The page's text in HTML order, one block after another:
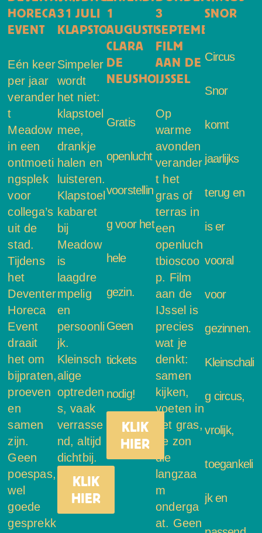
HORECA
EVENT
Eén keer
per jaar
verander
t
Meadow
in een
ontmoeti
ngsplek
voor
collega’s
uit de
stad.
Tijdens
het
Deventer
Horeca
Event
draait
het om
bijpraten,
proeven
en
samen
zijn.
Geen
poespas,
wel
goede
gesprekk
31 JULI
KLAPSTOELKABARET
Simpeler
wordt
het niet:
klapstoel
mee,
drankje
halen en
luisteren.
Klapstoel
kabaret
bij
Meadow
is
laagdre
mpelig
en
persoonli
jk.
Kleinsch
alige
optreden
s, vaak
verrasse
nd, altijd
dichtbij.
KLIK
HIER
1
AUGUSTUS:
CLARA
DE
NEUSHOORN
Gratis
openlucht
voorstellin
g voor het
hele
gezin.
Geen
tickets
nodig!
KLIK
HIER
3
SEPTEMBER
FILM
AAN DE
IJSSEL
Op
warme
avonden
verander
t het
gras of
terras in
een
openluch
tbioscoo
p. Film
aan de
IJssel is
precies
wat je
denkt:
samen
kijken,
voeten in
het gras,
de zon
die
langzaa
m
onderga
at. Geen
SNOR
Circus
Snor
komt
jaarlijks
terug en
is er
vooral
voor
gezinnen.
Kleinschali
g circus,
vrolijk,
toegankeli
jk en